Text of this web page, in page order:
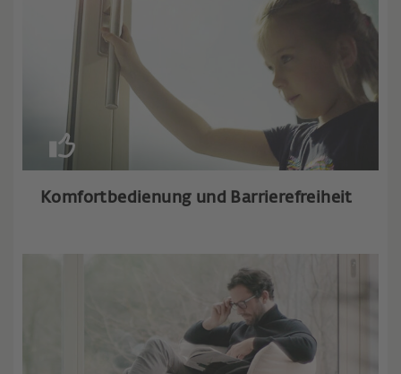
Komfortbedienung und Barrierefreiheit